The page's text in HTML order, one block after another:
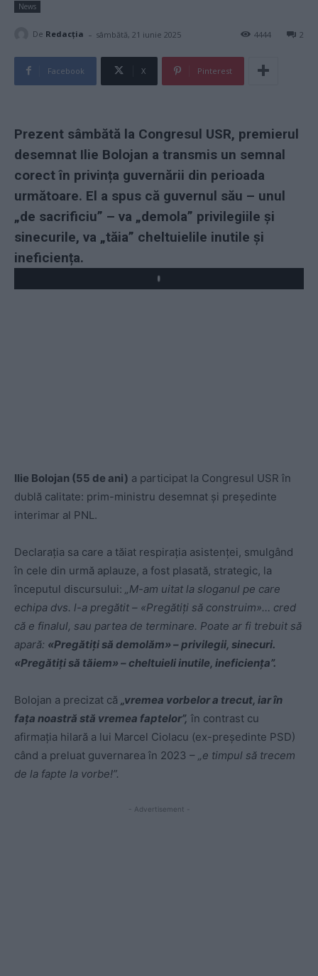
News
De Redacţia - sâmbătă, 21 iunie 2025 2
4444
Facebook X Pinterest
Prezent sâmbătă la Congresul USR, premierul
desemnat Ilie Bolojan a transmis un semnal
corect în privința guvernării din perioada
următoare. El a spus că guvernul său – unul
„de sacrificiu” – va „demola” privilegiile și
sinecurile, va „tăia” cheltuielile inutile și
ineficiența.
Play
Ilie Bolojan (55 de ani) a participat la Congresul USR în
dublă calitate: prim-ministru desemnat și președinte
interimar al PNL.
Declarația sa care a tăiat respirația asistenței, smulgând
în cele din urmă aplauze, a fost plasată, strategic, la
începutul discursului: „M-am uitat la sloganul pe care
echipa dvs. l-a pregătit – «Pregătiți să construim»… cred
că e finalul, sau partea de terminare. Poate ar fi trebuit să
apară: «Pregătiți să demolăm» – privilegii, sinecuri.
«Pregătiți să tăiem» – cheltuieli inutile, ineficiența”.
Bolojan a precizat că „vremea vorbelor a trecut, iar în
fața noastră stă vremea faptelor”, în contrast cu
afirmația hilară a lui Marcel Ciolacu (ex-președinte PSD)
când a preluat guvernarea în 2023 – „e timpul să trecem
de la fapte la vorbe!”.
- Advertisement -